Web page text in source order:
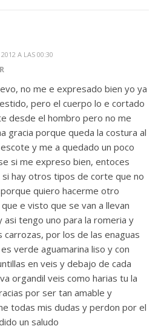
A LAS 00:30
no me e expresado bien yo ya
pero el cuerpo lo e cortado
desde el hombro pero no me
gracia porque queda la costura al
y me a quedado un poco
si me expreso bien, entoces
hay otros tipos de corte que no
quiero hacerme otro
e visto que se van a llevan
asi tengo uno para la romeria y
carrozas, por los de las enaguas
verde aguamarina liso y con
en veis y debajo de cada
organdil veis como harias tu la
por ser tan amable y
todas mis dudas y perdon por el
un saludo